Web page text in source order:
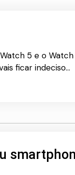
5 e o
ficar indeciso…